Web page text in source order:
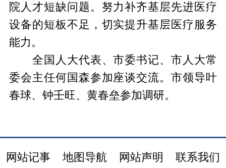
院人才短缺问题。努力补齐基层先进医疗
设备的短板不足，切实提升基层医疗服务
能力。
全国人大代表、市委书记、市人大常
委会主任何国森参加座谈交流。市领导叶
春球、钟壬旺、黄春垒参加调研。
网站记事 地图导航 网站声明 联系我们